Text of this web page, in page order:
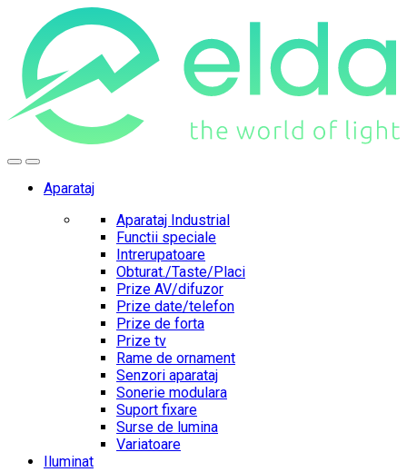
navigation
content
Aparataj
Aparataj Industrial
Functii speciale
Intrerupatoare
Obturat./Taste/Placi
Prize AV/difuzor
Prize date/telefon
Prize de forta
Prize tv
Rame de ornament
Senzori aparataj
Sonerie modulara
Suport fixare
Surse de lumina
Variatoare
Iluminat